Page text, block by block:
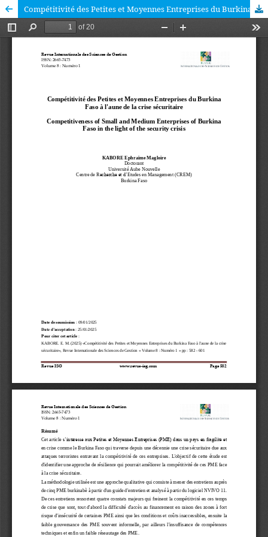
Compétitivité des Petites et Moyennes Entreprises du Burkina Faso à l'aune de la crise sécuritaire